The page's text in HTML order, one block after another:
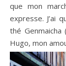
que mon
expresse. J’ai
thé
Hugo, mon